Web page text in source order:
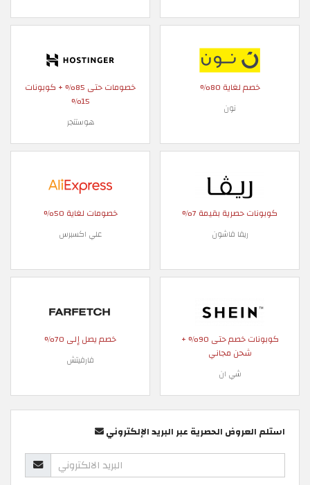
خصم لغاية 80%
نون
خصومات حتى 85% + كوبونات
15%
هوستنجر
كوبونات حصرية بقيمة 7%
ريفا فاشون
خصومات لغاية 50%
علي اكسبرس
كوبونات خصم حتى 90% +
شحن مجاني
شي ان
خصم يصل إلى 70%
فارفيتش
استلم العروض الحصرية عبر البريد الإلكتروني